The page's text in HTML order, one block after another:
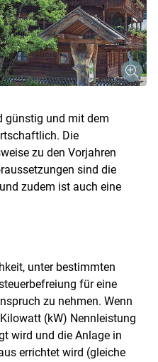
günstig und mit dem
Die
zu den Vorjahren
sind die
zudem ist auch eine
unter bestimmten
für eine
zu nehmen. Wenn
(kW) Nennleistung
wird und die Anlage in
errichtet wird (gleiche